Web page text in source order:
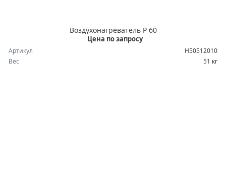
Воздухонагреватель P 60
Цена по запросу
Артикул
H50512010
Вес
51 кг